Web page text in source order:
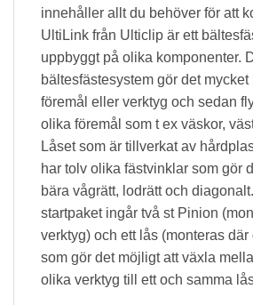
innehåller allt du behöver för att
UltiLink från Ulticlip är ett
uppbyggt på olika komponenter.
bältesfästesystem gör det mycket
föremål eller verktyg och sedan
olika föremål som t ex väskor,
Låset som är tillverkat av
har tolv olika fästvinklar som gör
bära vågrätt, lodrätt och
startpaket ingår två st Pinion
verktyg) och ett lås (monteras där
som gör det möjligt att växla
olika verktyg till ett och samma